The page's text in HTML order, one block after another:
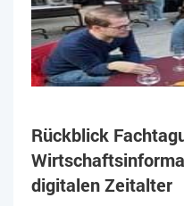
Rückblick
digitalen Zeitalter